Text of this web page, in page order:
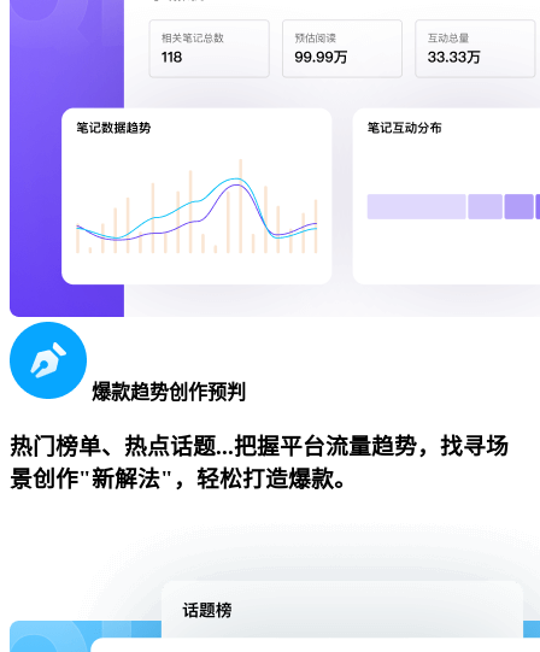
爆款趋势创作预判
热门榜单、热点话题...把握平台流量趋势，找寻场
景创作"新解法"，轻松打造爆款。